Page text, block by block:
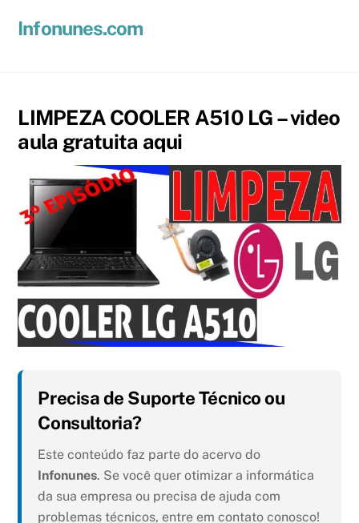
Infonunes.com
LIMPEZA COOLER A510 LG – video
aula gratuita aqui
Precisa de Suporte Técnico ou
Consultoria?
Este conteúdo faz parte do acervo do
Infonunes. Se você quer otimizar a informática
da sua empresa ou precisa de ajuda com
problemas técnicos, entre em contato conosco!